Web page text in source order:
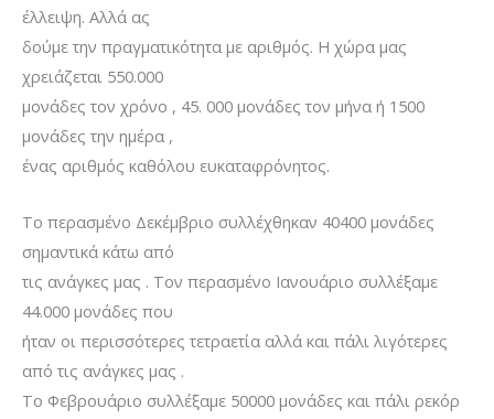
έλλειψη. Αλλά ας
δούμε την πραγματικότητα με αριθμός. Η χώρα μας
χρειάζεται 550.000
μονάδες τον χρόνο , 45. 000 μονάδες τον μήνα ή 1500
μονάδες την ημέρα ,
ένας αριθμός καθόλου ευκαταφρόνητος.
Το περασμένο Δεκέμβριο συλλέχθηκαν 40400 μονάδες
σημαντικά κάτω από
τις ανάγκες μας . Τον περασμένο Ιανουάριο συλλέξαμε
44.000 μονάδες που
ήταν οι περισσότερες τετραετία αλλά και πάλι λιγότερες
από τις ανάγκες μας .
Το Φεβρουάριο συλλέξαμε 50000 μονάδες και πάλι ρεκόρ